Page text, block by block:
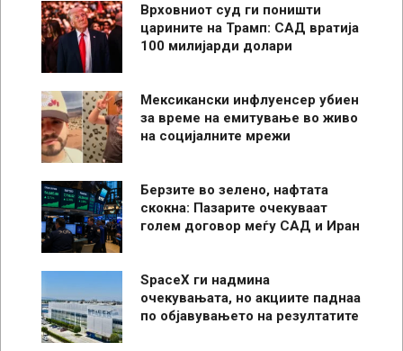
Врховниот суд ги поништи
царините на Трамп: САД вратија
100 милијарди долари
Мексикански инфлуенсер убиен
за време на емитување во живо
на социјалните мрежи
Берзите во зелено, нафтата
скокна: Пазарите очекуваат
голем договор меѓу САД и Иран
SpaceX ги надмина
очекувањата, но акциите паднаа
по објавувањето на резултатите